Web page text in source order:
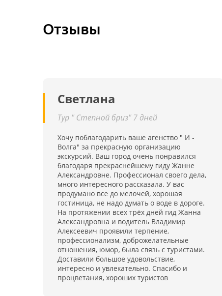
Отзывы
Светлана
Тур " Степной бриз" 7 дней
Хочу поблагодарить ваше агенство " И -
Волга" за прекрасную организацию
экскурсий. Ваш город очень понравился
благодаря прекраснейшему гиду Жанне
Александровне. Профессионал своего дела,
много интересного рассказала. У вас
продумано все до мелочей, хорошая
гостиница, не надо думать о воде в дороге.
На протяжении всех трёх дней гид Жанна
Александровна и водитель Владимир
Алексеевич проявили терпение,
профессионализм, доброжелательные
отношения, юмор, была связь с туристами.
Доставили большое удовольствие,
интересно и увлекательно. Спасибо и
процветания, хороших туристов